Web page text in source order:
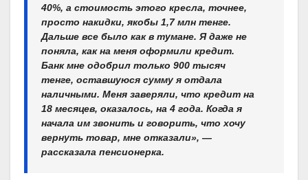
40%, а стоимость этого кресла, точнее,
просто накидки, якобы 1,7 млн тенге.
Дальше все было как в тумане. Я даже не
поняла, как на меня оформили кредит.
Банк мне одобрил только 900 тысяч
тенге, оставшуюся сумму я отдала
наличными. Меня заверяли, что кредит на
18 месяцев, оказалось, на 4 года. Когда я
начала им звонить и говорить, что хочу
вернуть товар, мне отказали», —
рассказала пенсионерка.